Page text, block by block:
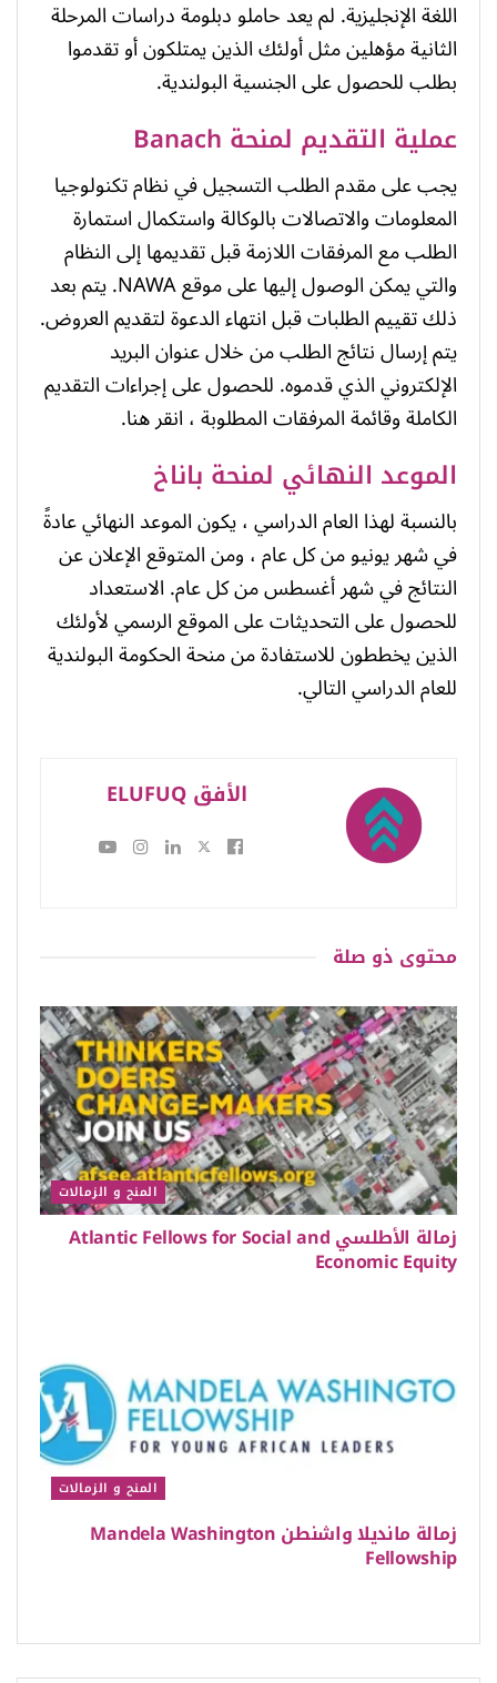
اللغة الإنجليزية. لم يعد حاملو دبلومة دراسات المرحلة
الثانية مؤهلين مثل أولئك الذين يمتلكون أو تقدموا
بطلب للحصول على الجنسية البولندية.
عملية التقديم لمنحة Banach
يجب على مقدم الطلب التسجيل في نظام تكنولوجيا
المعلومات والاتصالات بالوكالة واستكمال استمارة
الطلب مع المرفقات اللازمة قبل تقديمها إلى النظام
والتي يمكن الوصول إليها على موقع NAWA. يتم بعد
ذلك تقييم الطلبات قبل انتهاء الدعوة لتقديم العروض.
يتم إرسال نتائج الطلب من خلال عنوان البريد
الإلكتروني الذي قدموه. للحصول على إجراءات التقديم
الكاملة وقائمة المرفقات المطلوبة ، انقر هنا.
الموعد النهائي لمنحة باناخ
بالنسبة لهذا العام الدراسي ، يكون الموعد النهائي عادةً
في شهر يونيو من كل عام ، ومن المتوقع الإعلان عن
النتائج في شهر أغسطس من كل عام. الاستعداد
للحصول على التحديثات على الموقع الرسمي لأولئك
الذين يخططون للاستفادة من منحة الحكومة البولندية
للعام الدراسي التالي.
الأفق ELUFUQ
محتوى ذو صلة
المنح و الزمالات
زمالة الأطلسي Atlantic Fellows for Social and
Economic Equity
المنح و الزمالات
زمالة مانديلا واشنطن Mandela Washington
Fellowship